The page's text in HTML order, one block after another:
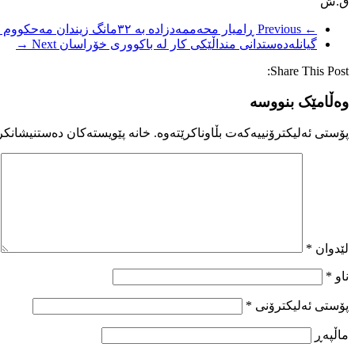
← Previous
ڕامیار محەممەدزادە بە ٣٢مانگ زیندان مەحکووم کرا
گیانلەدەستدانی منداڵێکی کار لە باکووری خۆراسان Next →
Share This Post:
وەڵامێک بنووسە
پۆستی ئەلیکترۆنییەکەت بڵاوناکرێتەوە. خانە پێویستەکان
لێدوان *
ناو *
پۆستی ئەلیکترۆنی *
ماڵپه‌ڕ